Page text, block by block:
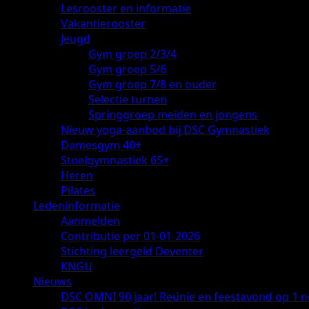
Lesrooster en informatie
Vakantierooster
Jeugd
Gym groep 2/3/4
Gym groep 5/6
Gym groep 7/8 en ouder
Selectie turnen
Springgroep meiden en jongens
Nieuw yoga-aanbod bij DSC Gymnastiek
Damesgym 40+
Stoelgymnastiek 65+
Heren
Pilates
Ledeninformatie
Aanmelden
Contributie per 01-01-2026
Stichting leergeld Deventer
KNGU
Nieuws
DSC OMNI 90 jaar! Reünie en feestavond op 1